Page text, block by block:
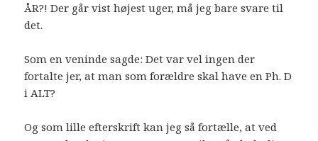
ÅR?! Der går vist højest uger, må jeg bare svare til
det.
Som en veninde sagde: Det var vel ingen der
fortalte jer, at man som forældre skal have en Ph. D
i ALT?
Og som lille efterskrift kan jeg så fortælle, at ved